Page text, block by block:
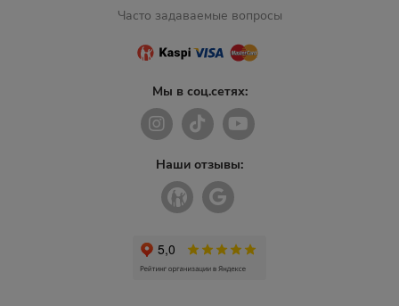
Часто задаваемые вопросы
Мы в соц.сетях:
Наши отзывы: